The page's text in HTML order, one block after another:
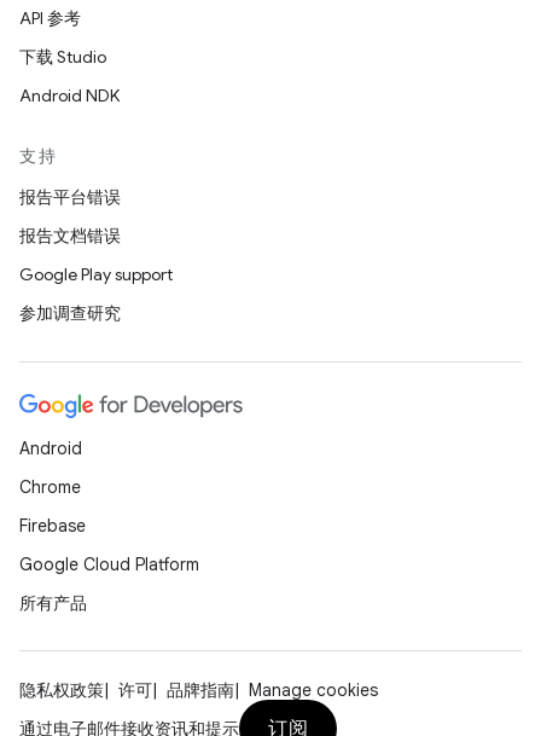
API 参考
下载 Studio
Android NDK
支持
报告平台错误
报告文档错误
Google Play support
参加调查研究
Android
Chrome
Firebase
Google Cloud Platform
所有产品
隐私权政策 许可 品牌指南
Manage cookies
通过电子邮件接收资讯和提示
订阅